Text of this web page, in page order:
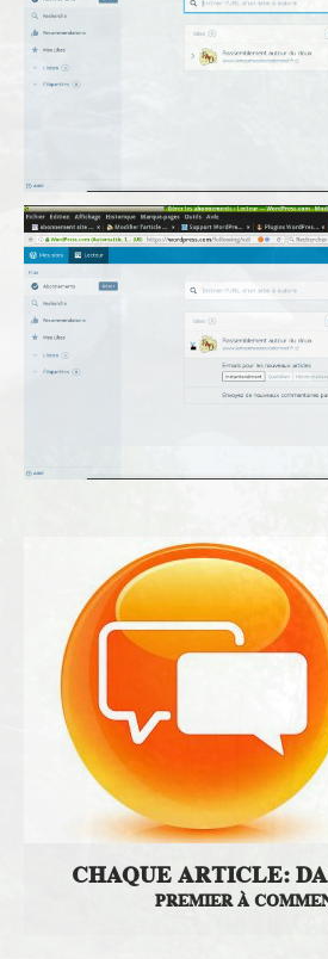
CHAQUE ARTICLE:
PREMIER À